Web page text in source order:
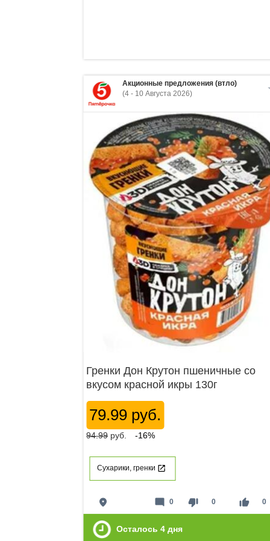
Акционные предложения (втло)
(4 - 10 Августа 2026)
Гренки Дон Крутон пшеничные со
вкусом красной икры 130г
79.99 руб.
94.99 руб. -16%
Сухарики, гренки
place thumb_down 0 thumb_up 0
mode_comment 0
Осталось 4 дня